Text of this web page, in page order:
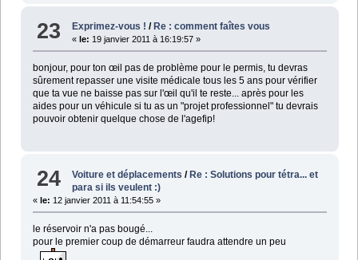
23 Exprimez-vous ! / Re : comment faîtes vous
« le: 19 janvier 2011 à 16:19:57 »
bonjour, pour ton œil pas de problème pour le permis, tu devras
sûrement repasser une visite médicale tous les 5 ans pour vérifier
que ta vue ne baisse pas sur l'œil qu'il te reste... après pour les
aides pour un véhicule si tu as un "projet professionnel" tu devrais
pouvoir obtenir quelque chose de l'agefip!
24 Voiture et déplacements /Re : Solutions pour tétra... et
para si ils veulent :)
« le: 12 janvier 2011 à 11:54:55 »
le réservoir n'a pas bougé...
pour le premier coup de démarreur faudra attendre un peu